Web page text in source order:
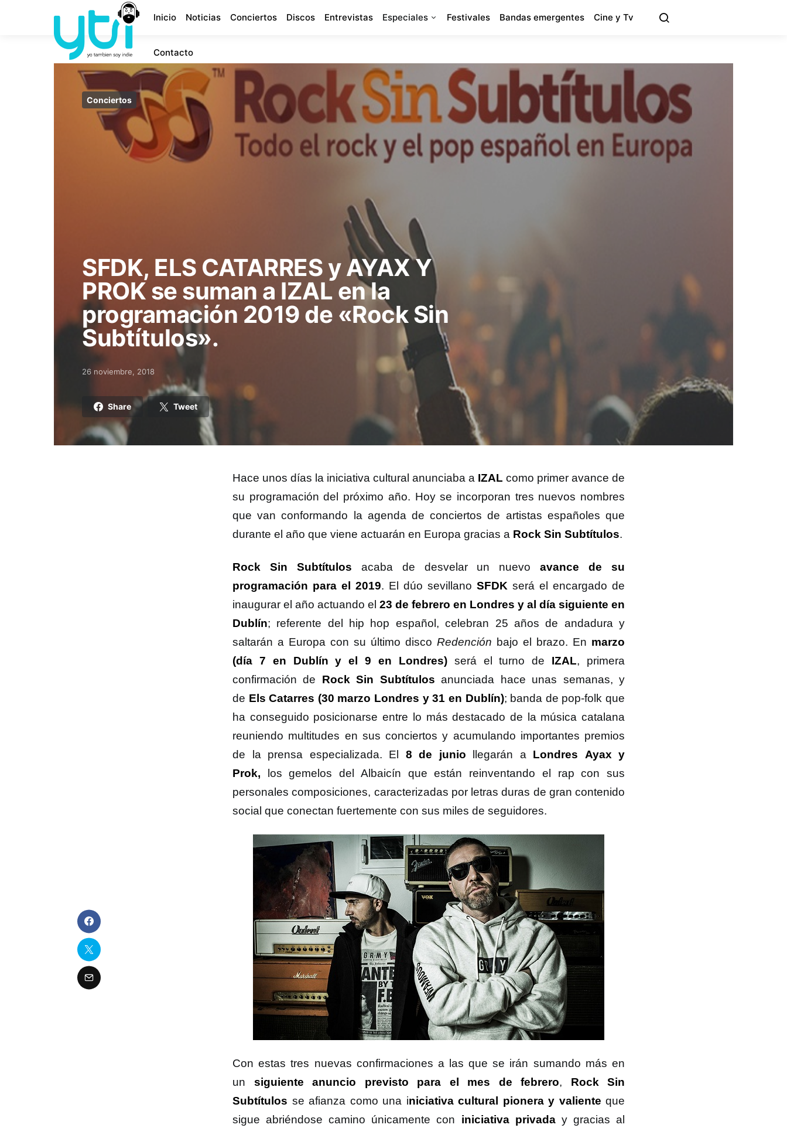
Inicio Noticias Conciertos Discos Entrevistas Especiales Festivales Bandas emergentes Cine y Tv
Contacto
Conciertos
SFDK, ELS CATARRES y AYAX Y
PROK se suman a IZAL en la
programación 2019 de «Rock Sin
Subtítulos».
Posted on
26 noviembre, 2018
Share Tweet
Hace unos días la iniciativa cultural anunciaba a IZAL como primer avance de
su programación del próximo año. Hoy se incorporan tres nuevos nombres
que van conformando la agenda de conciertos de artistas españoles que
durante el año que viene actuarán en Europa gracias a Rock Sin Subtítulos.
Rock Sin Subtítulos acaba de desvelar un nuevoavance de su
programación para el 2019. El dúo sevillano SFDK será el encargado de
inaugurar el año actuando el 23 de febrero en Londres y al día siguiente en
Dublín; referente del hip hop español, celebran 25 años de andadura y
saltarán a Europa con su último disco Redención bajo el brazo. En marzo
(día 7 en Dublín y el 9 en Londres)será el turno de IZAL, primera
confirmación de Rock Sin Subtítulos anunciada hace unas semanas, y
de Els Catarres (30 marzo Londres y 31 en Dublín); banda de pop-folk que
ha conseguido posicionarse entre lo más destacado de la música catalana
reuniendo multitudes en sus conciertos y acumulando importantes premios
de la prensa especializada. El 8 de junio llegarán a Londres Ayax y
Prok, los gemelos del Albaicín que están reinventando el rap con sus
personales composiciones, caracterizadas por letras duras de gran contenido
social que conectan fuertemente con sus miles de seguidores.
Con estas tres nuevas confirmaciones a las que se irán sumando más en
un siguiente anuncio previsto para el mes de febrero, Rock Sin
Subtítulos se afianza como una iniciativa cultural pionera y valiente que
sigue abriéndose camino únicamente con iniciativa privada y gracias al